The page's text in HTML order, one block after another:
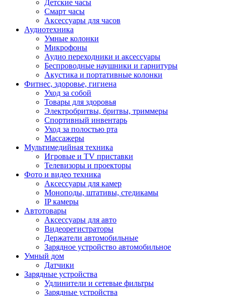
Детские часы
Смарт часы
Аксессуары для часов
Аудиотехника
Умные колонки
Микрофоны
Аудио переходники и аксессуары
Беспроводные наушники и гарнитуры
Акустика и портативные колонки
Фитнес, здоровье, гигиена
Уход за собой
Товары для здоровья
Электробритвы, бритвы, триммеры
Спортивный инвентарь
Уход за полостью рта
Массажеры
Мультимедийная техника
Игровые и TV приставки
Телевизоры и проекторы
Фото и видео техника
Аксессуары для камер
Моноподы, штативы, стедикамы
IP камеры
Автотовары
Аксессуары для авто
Видеорегистраторы
Держатели автомобильные
Зарядное устройство автомобильное
Умный дом
Датчики
Зарядные устройства
Удлинители и сетевые фильтры
Зарядные устройства